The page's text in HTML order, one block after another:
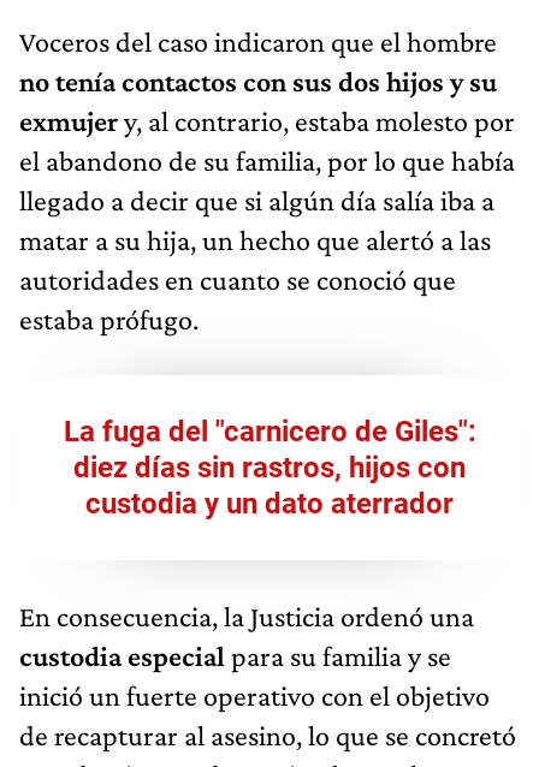
Voceros del caso indicaron que el hombre
no tenía contactos con sus dos hijos y su
exmujery, al contrario, estaba molesto por
el abandono de su familia, por lo que había
llegado a decir que si algún día salía iba a
matar a su hija, un hecho que alertó a las
autoridades en cuanto se conoció que
estaba prófugo.
La fuga del "carnicero de Giles":
diez días sin rastros, hijos con
custodia y un dato aterrador
En consecuencia, la Justicia ordenó una
custodia especial para su familia y se
inició un fuerte operativo con el objetivo
de recapturar al asesino, lo que se concretó